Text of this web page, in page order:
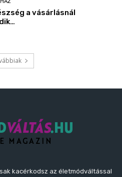
a vásárlásnál
kacérkodsz az életmódváltással